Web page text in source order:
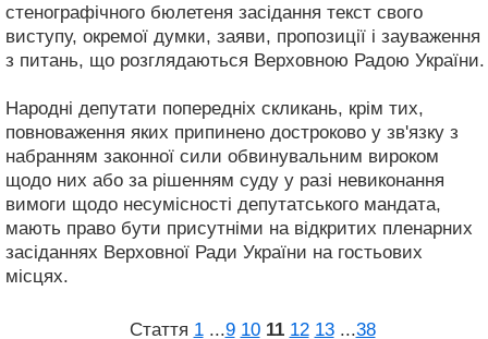
стенографічного бюлетеня засідання текст свого
виступу, окремої думки, заяви, пропозиції і зауваження
з питань, що розглядаються Верховною Радою України.
Народні депутати попередніх скликань, крім тих,
повноваження яких припинено достроково у зв'язку з
набранням законної сили обвинувальним вироком
щодо них або за рішенням суду у разі невиконання
вимоги щодо несумісності депутатського мандата,
мають право бути присутніми на відкритих пленарних
засіданнях Верховної Ради України на гостьових
місцях.
Стаття 1 ...9 10 11 12 13 ...38